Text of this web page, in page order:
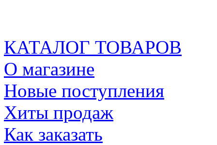
КАТАЛОГ ТОВАРОВ
О магазине
Новые поступления
Хиты продаж
Как заказать